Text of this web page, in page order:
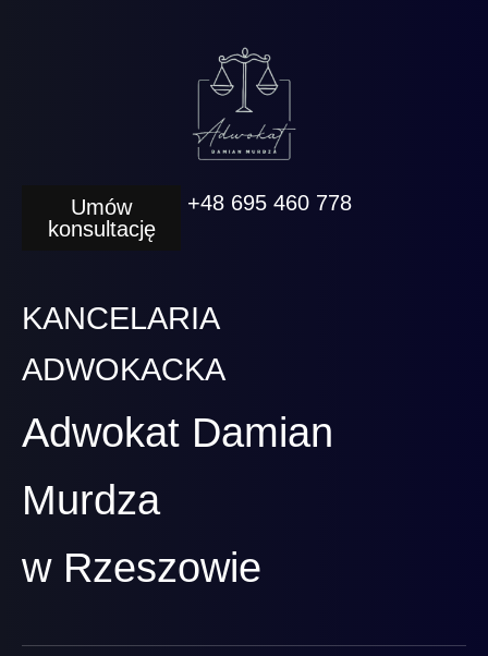
Umów
konsultację
+48 695 460 778
KANCELARIA
ADWOKACKA
Adwokat Damian
Murdza
w Rzeszowie